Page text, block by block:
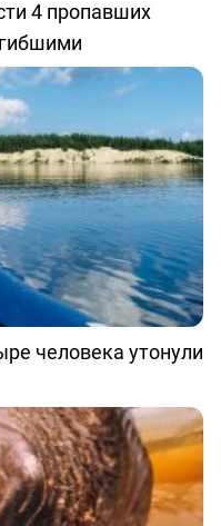
4 пропавших
человека утонули